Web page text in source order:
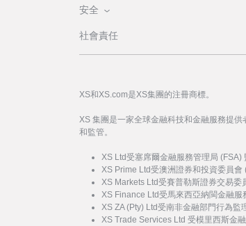
安全
社會責任
XS和XS.com是XS集團的注冊商標。
XS 集團是一家全球金融科技和金融服務提
和監管。
XS Ltd受塞席爾金融服務管理局 (FSA)
XS Prime Ltd受澳洲證券和投資委員
XS Markets Ltd受賽普勒斯證券交易委
XS Finance Ltd受馬來西亞納閩金融服
XS ZA (Pty) Ltd受南非金融部門行為監
XS Trade Services Ltd 受模里西斯金